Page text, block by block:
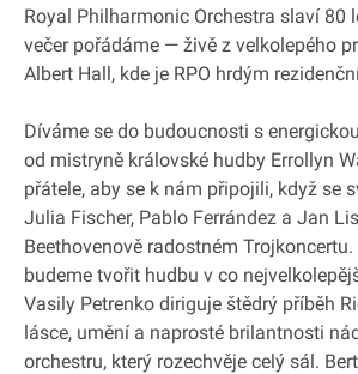
Royal Philharmonic Orchestra slaví 80
večer pořádáme — živě z velkolepého
Albert Hall, kde je RPO hrdým
Díváme se do budoucnosti s
od mistryně královské hudby Errollyn
přátele, aby se k nám připojili, když se
Julia Fischer, Pablo Ferrández a Jan
Beethovenově radostném Trojkoncertu.
budeme tvořit hudbu v co
Vasily Petrenko diriguje štědrý příběh
lásce, umění a naprosté brilantnosti
orchestru, který rozechvěje celý sál.